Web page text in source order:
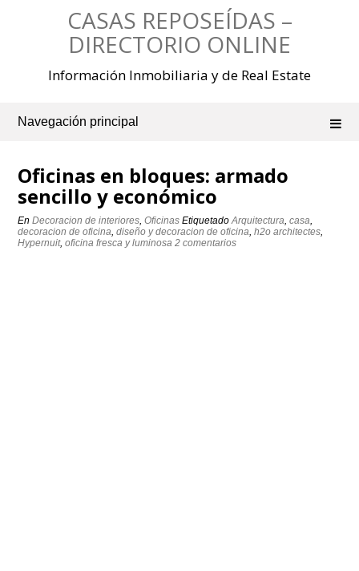
CASAS REPOSEÍDAS –
DIRECTORIO ONLINE
Información Inmobiliaria y de Real Estate
Navegación principal
Oficinas en bloques: armado
sencillo y económico
EnDecoracion de interiores,Oficinas EtiquetadoArquitectura,casa,
decoracion de oficina,diseño y decoracion de oficina,h2o architectes,
Hypernuit,oficina fresca y luminosa 2 comentarios